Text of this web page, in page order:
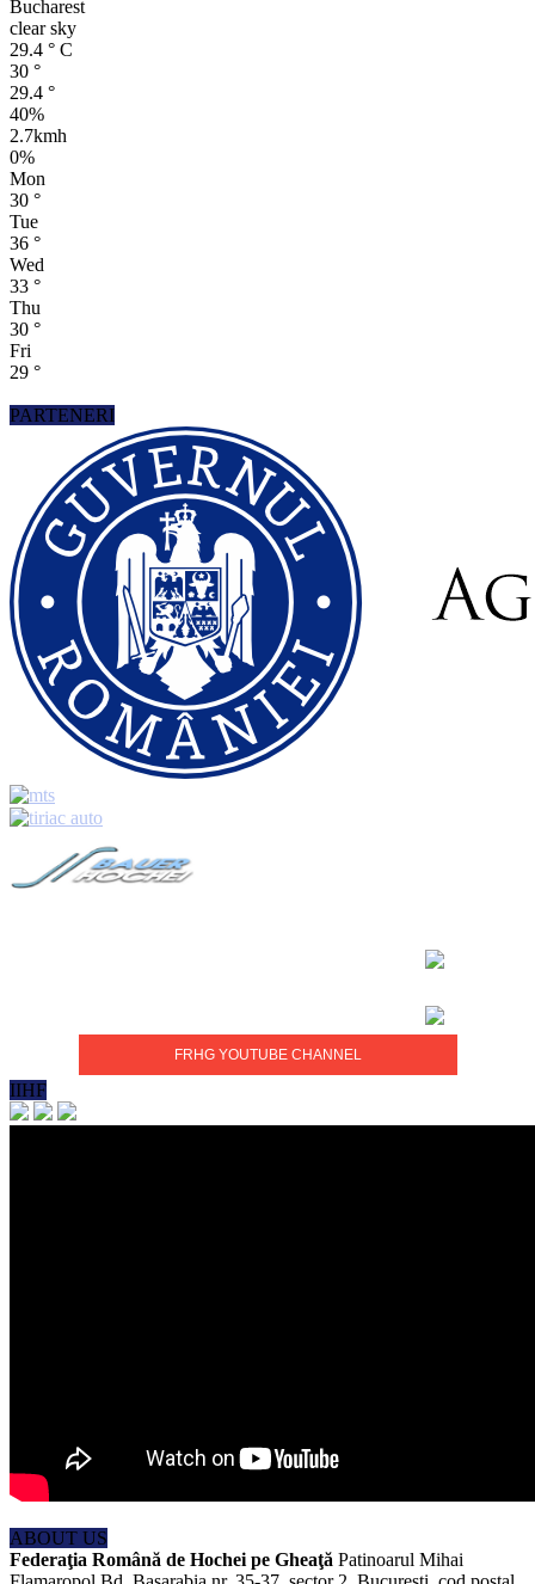
Bucharest
clear sky
29.4 ° C
30 °
29.4 °
40%
2.7kmh
0%
Mon
30 °
Tue
36 °
Wed
33 °
Thu
30 °
Fri
29 °
PARTENERI
FRHG YOUTUBE CHANNEL
IIHF
ABOUT US
Federaţia Română de Hochei pe Gheaţă Patinoarul Mihai